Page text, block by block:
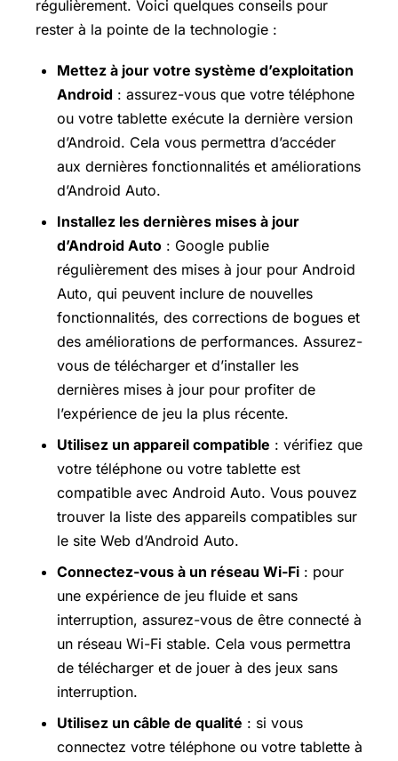
régulièrement. Voici quelques conseils pour
rester à la pointe de la technologie :
Mettez à jour votre système d’exploitation
Android : assurez-vous que votre téléphone
ou votre tablette exécute la dernière version
d’Android. Cela vous permettra d’accéder
aux dernières fonctionnalités et améliorations
d’Android Auto.
Installez les dernières mises à jour
d’Android Auto : Google publie
régulièrement des mises à jour pour Android
Auto, qui peuvent inclure de nouvelles
fonctionnalités, des corrections de bogues et
des améliorations de performances. Assurez-
vous de télécharger et d’installer les
dernières mises à jour pour profiter de
l’expérience de jeu la plus récente.
Utilisez un appareil compatible : vérifiez que
votre téléphone ou votre tablette est
compatible avec Android Auto. Vous pouvez
trouver la liste des appareils compatibles sur
le site Web d’Android Auto.
Connectez-vous à un réseau Wi-Fi : pour
une expérience de jeu fluide et sans
interruption, assurez-vous de être connecté à
un réseau Wi-Fi stable. Cela vous permettra
de télécharger et de jouer à des jeux sans
interruption.
Utilisez un câble de qualité : si vous
connectez votre téléphone ou votre tablette à